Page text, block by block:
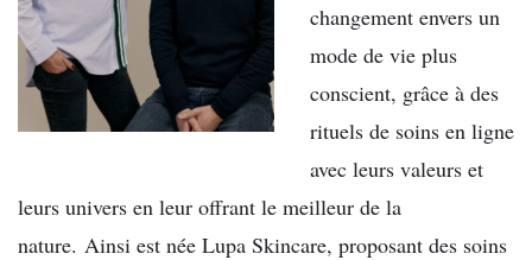
changement envers un
mode de vie plus
conscient, grâce à des
rituels de soins en ligne
avec leurs valeurs et
leurs univers en leur offrant le meilleur de la
nature. Ainsi est née Lupa Skincare, proposant des soins